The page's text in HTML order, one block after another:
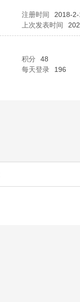
注册时间
2018-
上次发表时间
积分
48
每天登录
196